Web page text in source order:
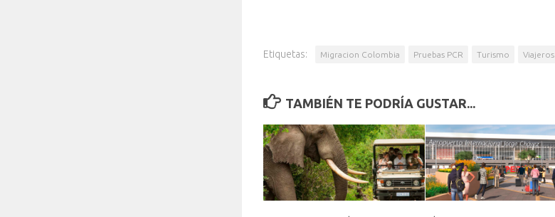
Etiquetas: Migracion Colombia Pruebas PCR Turismo Viajeros
TAMBIÉN TE PODRÍA GUSTAR...